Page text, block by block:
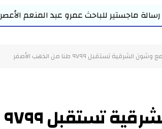
المنعم الأعصر حول «الإمام المه...
الشرقية تستقبل ٩٧٩٩ طنا من الذهب الأصفر